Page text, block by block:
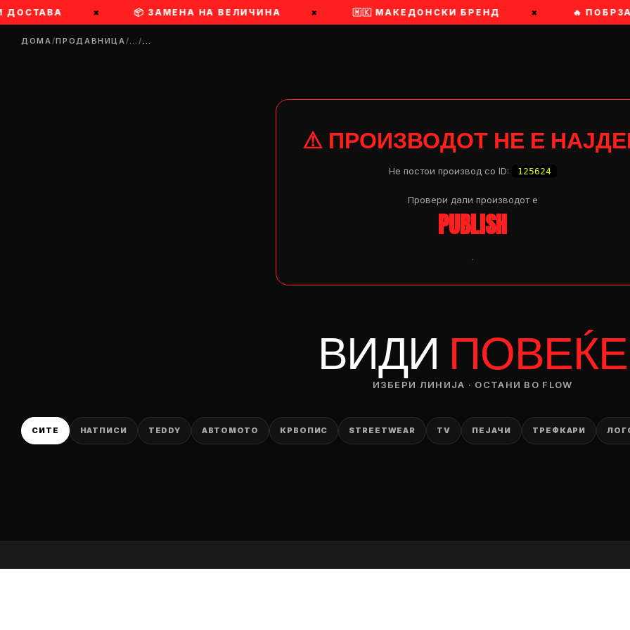
ДОСТАВА × 📦 ЗАМЕНА НА ВЕЛИЧИНА × 🇲🇰 МАКЕДОНСКИ БРЕНД × 🔥
ДОМА/ПРОДАВНИЦА/…/…
⚠ ПРОИЗВОДОТ НЕ Е
Не постои производ со ID: 125624
Провери дали производот e
PUBLISH
.
ВИДИ ПОВЕЌЕ
ИЗБЕРИ ЛИНИЈА · ОСТАНИ ВО FLOW
СИТЕ НАТПИСИ TEDDY АВТОМОТО КРВОПИС STREETWEAR TV ПЕЈАЧИ ТРЕФКАРИ
— ден
ПЛАТИ ПРИ ДОСТАВА ВО КЕШ